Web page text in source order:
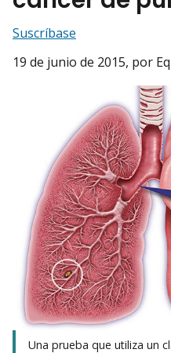
Suscríbase
19 de junio de 2015, por
Una prueba que utiliza un